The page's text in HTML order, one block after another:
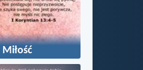
Miłość